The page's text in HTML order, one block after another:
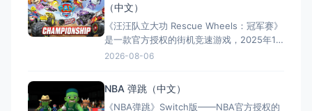
（中文）
《汪汪队立大功 Rescue Wheels：冠军赛》
是一款官方授权的街机竞速游戏，2025年10
月31日全球同步发售。毛毛、天天等汪汪队
速与空中特技，支持车辆变身怪兽卡车，解
2026-08-06
NBA 弹跳（中文）
《NBA弹跳》Switch版——NBA官方授权的